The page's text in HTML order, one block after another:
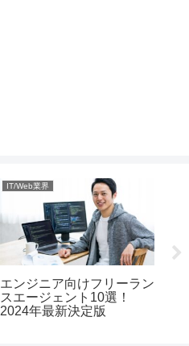
IT/Web業界
エンジニア向けフリーラン
スエージェント10選！
2024年最新決定版